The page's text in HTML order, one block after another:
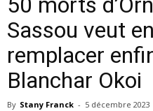
Sassou veut
remplacer
Blanchar Okoi
By Stany Franck - 5 décembre 2023